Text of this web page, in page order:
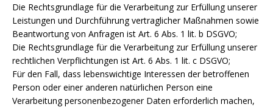
Die Rechtsgrundlage für die Verarbeitung zur Erfüllung unserer
Leistungen und Durchführung vertraglicher Maßnahmen sowie
Beantwortung von Anfragen ist Art. 6 Abs. 1 lit. b DSGVO;
Die Rechtsgrundlage für die Verarbeitung zur Erfüllung unserer
rechtlichen Verpflichtungen ist Art. 6 Abs. 1 lit. c DSGVO;
Für den Fall, dass lebenswichtige Interessen der betroffenen
Person oder einer anderen natürlichen Person eine
Verarbeitung personenbezogener Daten erforderlich machen,